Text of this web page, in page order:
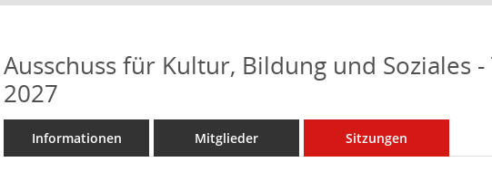
Ausschuss für Kultur, Bildung und Soziales
2027
Informationen Mitglieder Sitzungen